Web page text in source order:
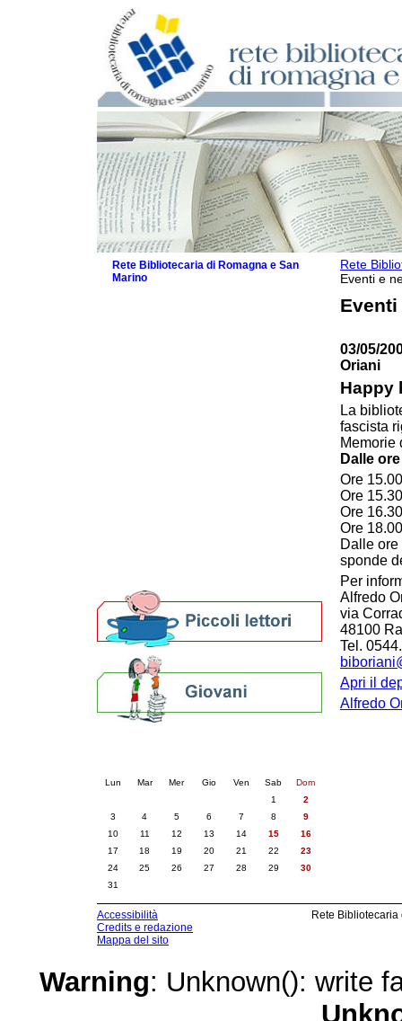
Rete
Eventi e
Eventi
03/05/
Oriani
Happy
La
fascista
Memorie
Dalle
Ore
Ore
Ore
Ore
Dalle
sponde
Per
Alfredo
via
48100
Tel.
Apri il
Alfredo
Rete Bibliotecaria di Romagna e San
Marino
Lun Mar Mer Gio Ven Sab
Dom
1
2
3
4 5 6 7 8
9
10
11 12 13 14 15
16
17
18 19 20 21 22
23
24
25 26 27 28 29
30
31
Accessibilità
Credits e redazione
Mappa del sito
Rete
Warning: Unknown(): write